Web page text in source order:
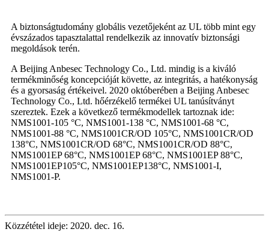
A biztonságtudomány globális vezetőjeként az UL több mint egy
évszázados tapasztalattal rendelkezik az innovatív biztonsági
megoldások terén.
A Beijing Anbesec Technology Co., Ltd. mindig is a kiváló
termékminőség koncepcióját követte, az integritás, a hatékonyság
és a gyorsaság értékeivel. 2020 októberében a Beijing Anbesec
Technology Co., Ltd. hőérzékelő termékei UL tanúsítványt
szereztek. Ezek a következő termékmodellek tartoznak ide:
NMS1001-105 °C, NMS1001-138 °C, NMS1001-68 °C,
NMS1001-88 °C, NMS1001CR/OD 105°C, NMS1001CR/OD
138°C, NMS1001CR/OD 68°C, NMS1001CR/OD 88°C,
NMS1001EP 68°C, NMS1001EP 68°C, NMS1001EP 88°C,
NMS1001EP105°C, NMS1001EP138°C, NMS1001-I,
NMS1001-P.
Közzététel ideje: 2020. dec. 16.